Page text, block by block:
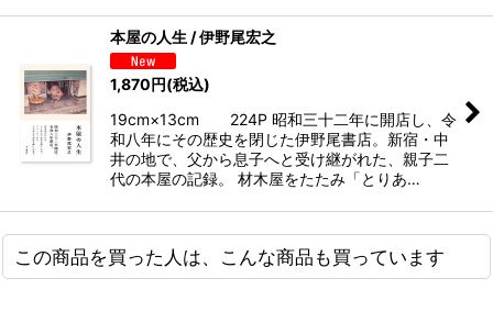
本屋の人生 / 伊野尾宏之
1,870円(税込)
19cm×13cm 224P 昭和三十二年に開店し、令
和八年にその歴史を閉じた伊野尾書店。新宿・中
井の地で、父から息子へと受け継がれた、親子二
代の本屋の記録。 材木屋をたたみ「とりあ…
この商品を買った人は、こんな商品も買っています